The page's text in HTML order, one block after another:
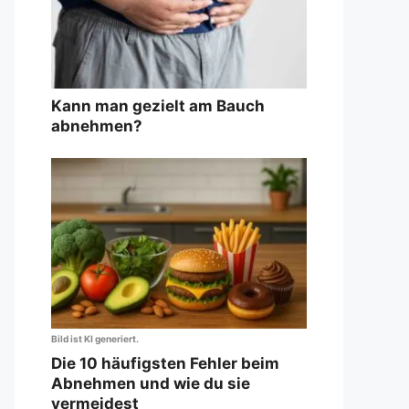
Kann man gezielt am Bauch
abnehmen?
Bild ist KI generiert.
Die 10 häufigsten Fehler beim
Abnehmen und wie du sie
vermeidest